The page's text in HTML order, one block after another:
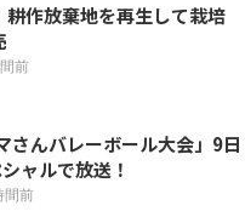
耕作放棄地を再生して栽培
前
さんバレーボール大会」9日
ャルで放送！
間前